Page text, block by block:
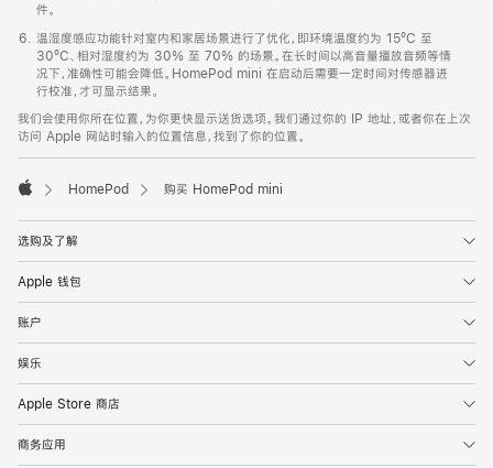
件。
温湿度感应功能针对室内和家居场景进行了优化，即环境温度约为 15ºC 至
30ºC、相对湿度约为 30% 至 70% 的场景。在长时间以高音量播放音频等情
况下，准确性可能会降低。HomePod mini 在启动后需要一定时间对传感器进
行校准，才可显示结果。
我们会使用你所在位置，为你更快显示送货选项。我们通过你的 IP 地址，或者你在上次
访问 Apple 网站时输入的位置信息，找到了你的位置。
HomePod 购买 HomePod mini
选购及了解
Apple 钱包
账户
娱乐
Apple Store 商店
商务应用